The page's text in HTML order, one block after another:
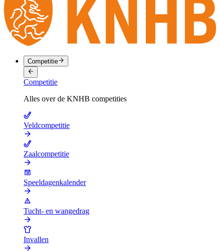
Competitie
Competitie
Alles over de KNHB competities
Veldcompetitie
Zaalcompetitie
Speeldagenkalender
Tucht- en wangedrag
Invallen